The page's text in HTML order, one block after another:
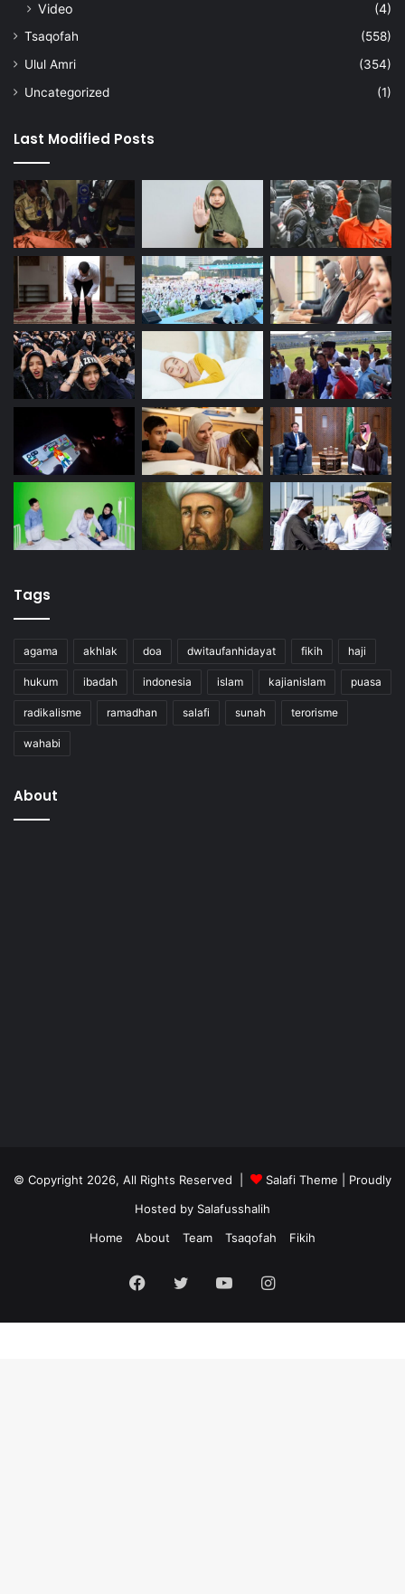
Video (4)
Tsaqofah
(558)
Ulul Amri
(354)
Uncategorized
(1)
Last Modified Posts
Tags
agama akhlak doa dwitaufanhidayat fikih haji
hukum ibadah indonesia islam kajianislam puasa
radikalisme ramadhan salafi sunah terorisme
wahabi
About
© Copyright 2026, All Rights Reserved | Salafi Theme | Proudly
Hosted by Salafusshalih
Home
About Team Tsaqofah Fikih
Facebook
Twitter YouTubeInstagram